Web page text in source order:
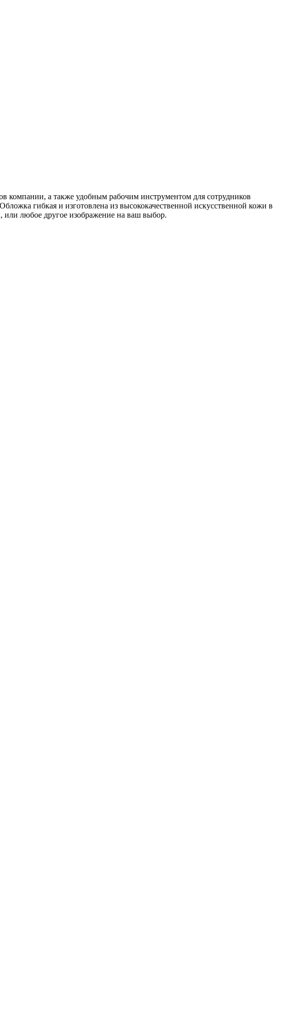
компании, а также удобным рабочим инструментом для сотрудников
гибкая и изготовлена из высококачественной искусственной кожи в
любое другое изображение на ваш выбор.